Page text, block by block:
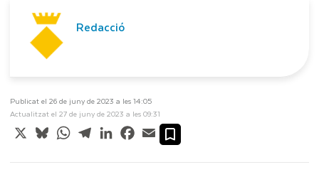
Redacció
Publicat el 26 de juny de 2023 a les 14:05
Actualitzat el 27 de juny de 2023 a les 09:31
X BlueskyWhatsApp
TelegramLinkedInFacebook
Email